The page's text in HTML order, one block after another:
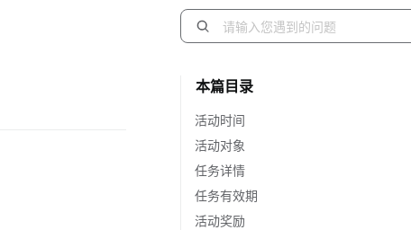
本篇目录
活动时间
活动对象
任务详情
任务有效期
活动奖励